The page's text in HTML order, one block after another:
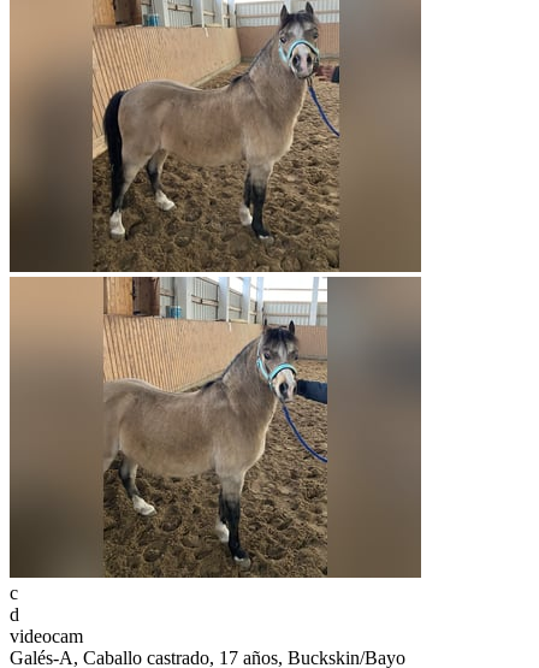
c
d
videocam
Galés-A, Caballo castrado, 17 años, Buckskin/Bayo